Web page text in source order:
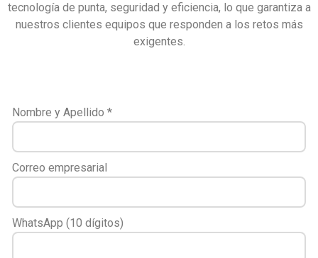
tecnología de punta, seguridad y eficiencia, lo que garantiza a
nuestros clientes equipos que responden a los retos más
exigentes.
Nombre y Apellido *
Correo empresarial
WhatsApp (10 dígitos)